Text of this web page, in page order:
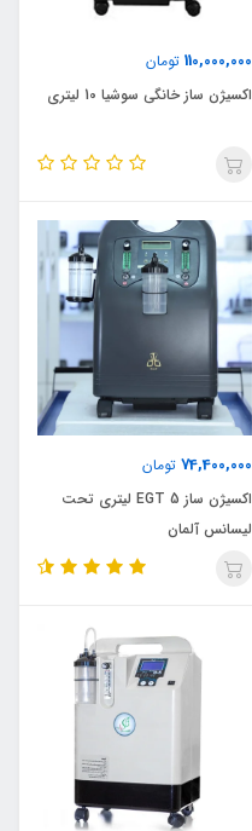
110,000,000 تومان
اکسیژن ساز خانگی سوشیا 10 لیتری
74,400,000 تومان
اکسیژن ساز EGT 5 لیتری تحت
لیسانس آلمان